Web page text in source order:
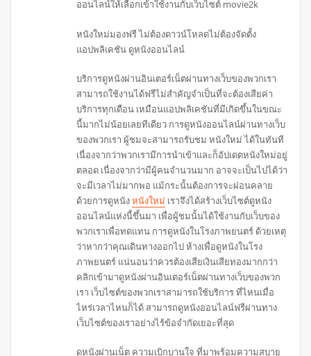
ออนไลน์ให้เลือกเข้าใช้งานกับเว็บไซต์ movie2k
หนังใหม่มองฟรี ไม่ต้องดาวน์โหลดไม่ต้องจัดตั้ง
แอปพลิเคชัน ดูหนังออนไลน์
บริการดูหนังผ่านอินเตอร์เน็ตผ่านทางเว็บของพวกเรา
สามารถใช้งานได้ฟรีไม่สำคัญจำเป็นที่จะต้องเสียค่า
บริการทุกเดือน เหมือนแอปพลิเคชันที่มีเกิดขึ้นในขณะ
นี้มากไม่น้อยเลยทีเดียว การดูหนังออนไลน์ผ่านทางเว็บ
ของพวกเรา ผู้ชมจะสามารถรับชม หนังใหม่ ได้ในทันที
เนื่องจากว่าพวกเรามีการนำเข้าและก็อัปเดตหนังใหม่อยู่
ตลอด เนื่องจากว่ามีผู้คนจำนวนมาก อาจจะเป็นไปได้ว่า
จะมีเวลาไม่มากพอ แม้กระนั้นต้องการจะผ่อนคลาย
ด้วยการดูหนังหนังใหม่ เราจึงได้สร้างเว็บไซต์ดูหนัง
ออนไลน์แห่งนี้ขึ้นมา เพื่อผู้ชมนั้นได้ใช้งานกับเว็บของ
พวกเราเพื่อทดแทน การดูหนังในโรงภาพยนตร์ ด้วยเหตุ
ว่าหากว่าคุณเดินทางออกไป ห้างเพื่อดูหนังในโรง
ภาพยนตร์ แน่นอนว่าควรต้องเสียเงินเสียทองมากกว่า
คลิกเข้ามาดูหนังผ่านอินเตอร์เน็ตผ่านทางเว็บของพวก
เรา เว็บไซต์ของพวกเราสามารถใช้บริการ ที่ไหนเมื่อ
ไหร่เวลาไหนก็ได้ สามารถดูหนังออนไลน์ฟรีผ่านทาง
เว็บไซต์ของเราอย่างไร้ข้อจำกัดเยอะที่สุด
ดูหนังผ่านเน็ต ความเบิกบานใจ ที่มาพร้อมความสบาย